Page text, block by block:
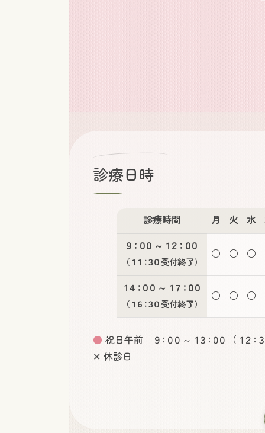
診療日時
診療時間 月 火 水
９：００ ～ １２：００
（ １１：３０ 受付終了）
○ ○ ○
１４：００ ～ １７：００
（ １６：３０ 受付終了）
○ ○ ○
● 祝日午前 ９：００ ～ １３：００ （ １２：
✕ 休診日